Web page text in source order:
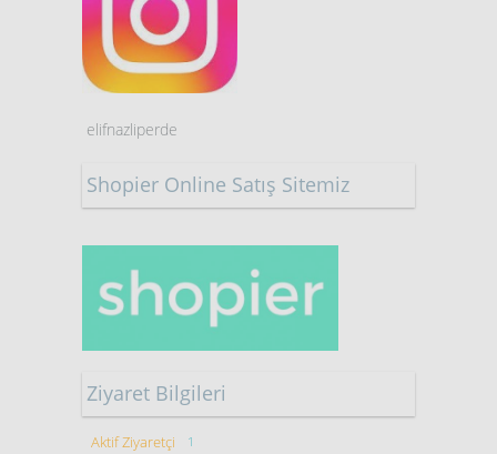
elifnazliperde
Shopier Online Satış Sitemiz
Ziyaret Bilgileri
Aktif Ziyaretçi 1